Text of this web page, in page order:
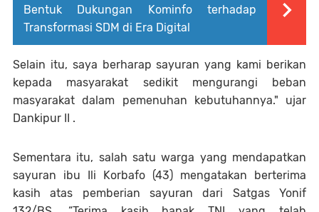
Bentuk Dukungan Kominfo terhadap
Transformasi SDM di Era Digital
Selain itu, saya berharap sayuran yang kami berikan
kepada masyarakat sedikit mengurangi beban
masyarakat dalam pemenuhan kebutuhannya." ujar
Dankipur II .
Sementara itu, salah satu warga yang mendapatkan
sayuran ibu Ili Korbafo (43) mengatakan berterima
kasih atas pemberian sayuran dari Satgas Yonif